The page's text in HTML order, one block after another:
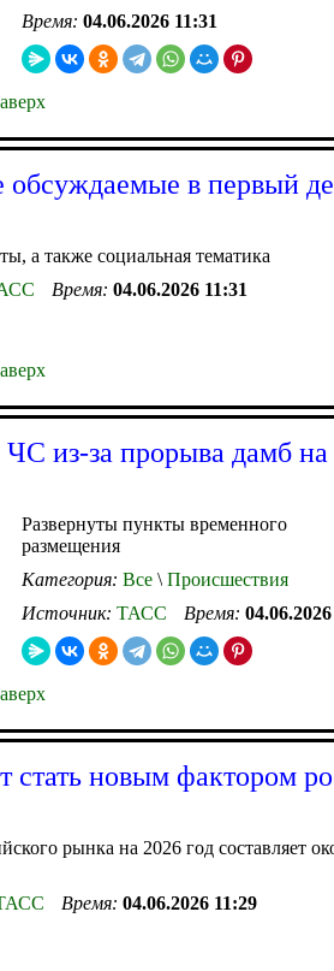
Время: 04.06.2026 11:31
обсуждаемые в первый
а также социальная тематика
Время: 04.06.2026 11:31
из-за прорыва дамб на
Развернуты пункты временного
размещения
Категория: Все \ Происшествия
Источник: ТАСС Время:
новым фактором
рынка на 2026 год составляет
Время: 04.06.2026 11:29